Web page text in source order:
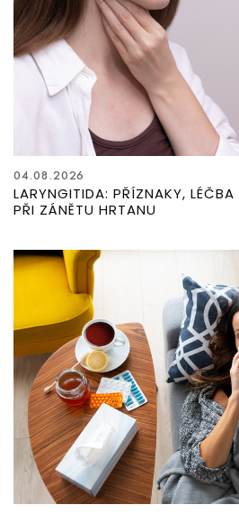
04.08.2026
LARYNGITIDA: PŘÍZNAKY,
PŘI ZÁNĚTU HRTANU